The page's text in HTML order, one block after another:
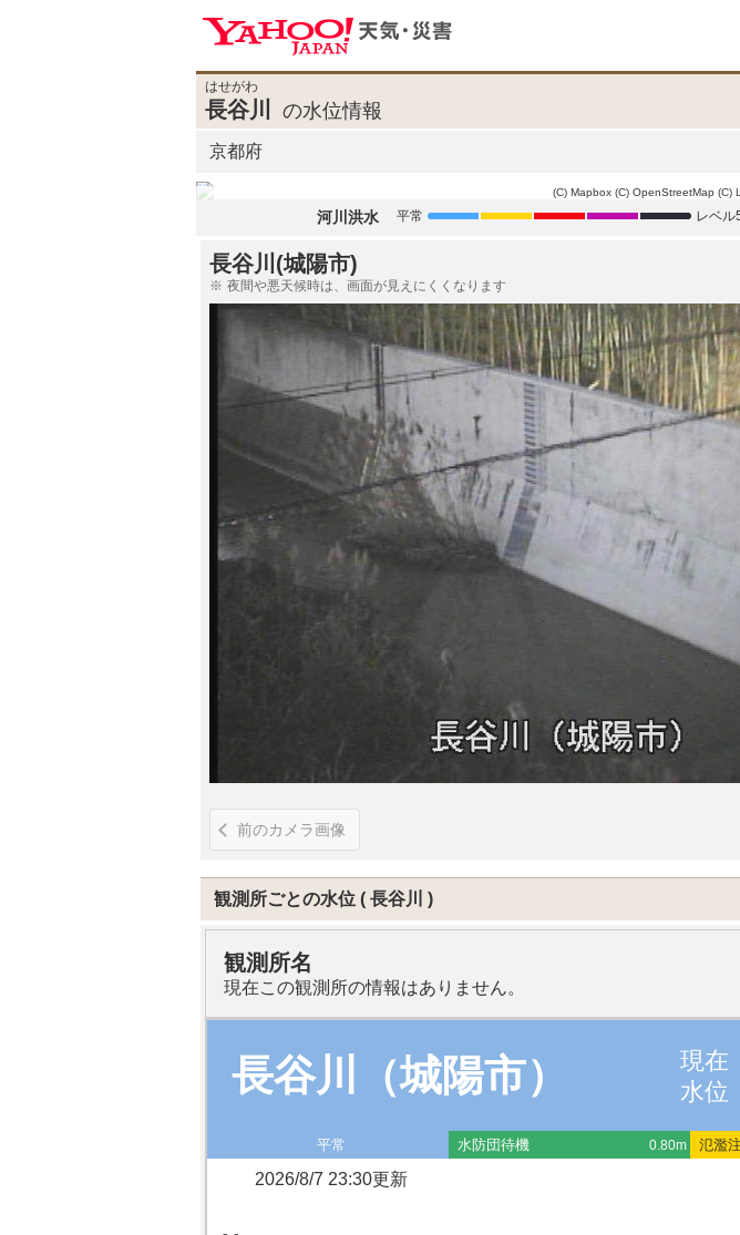
はせがわ
長谷川 の水位情報
京都府
(C) Mapbox (C) OpenStreetMap (C)
河川洪水 平常 レベル
長谷川(城陽市)
夜間や悪天候時は、画面が見えにくくなります
前のカメラ画像
観測所ごとの水位 長谷川
観測所名
現在この観測所の情報はありません。
長谷川（城陽市）
現在
水位
平常 水防団待機 0.80m 氾濫
2026/8/7 23:30更新